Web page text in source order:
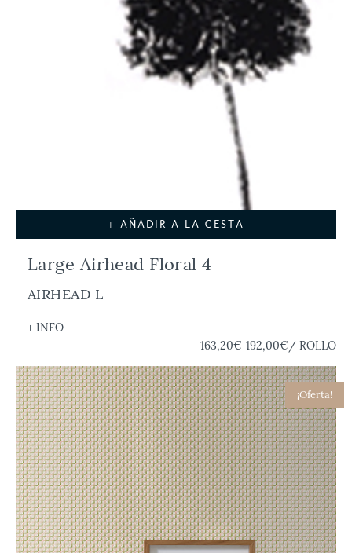
+ AÑADIR A LA CESTA
Large Airhead Floral 4
AIRHEAD L
+ INFO
163,20€ 192,00€/ ROLLO
¡Oferta!